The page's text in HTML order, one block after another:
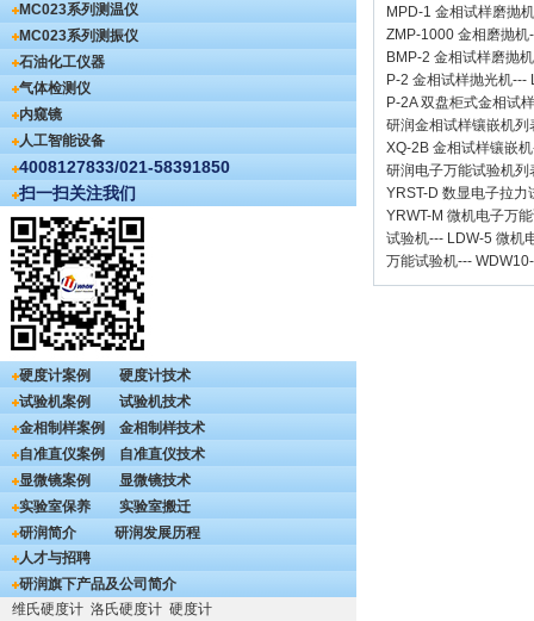
MC023系列测温仪
MC023系列测振仪
石油化工仪器
气体检测仪
内窥镜
人工智能设备
4008127833/021-58391850
扫一扫关注我们
硬度计案例
硬度计技术
试验机案例
试验机技术
金相制样案例
金相制样技术
自准直仪案例
自准直仪技术
显微镜案例
显微镜技术
实验室保养
实验室搬迁
研润简介
研润发展历程
人才与招聘
研润旗下产品及公司简介
维氏硬度计 洛氏硬度计 硬度计
MPD-1 金相试样磨抛机
ZMP-1000 金相磨抛机
BMP-2 金相试样磨抛机
P-2 金相试样抛光机---
P-2A 双盘柜式金相试
研润金相试样镶嵌机列
XQ-2B 金相试样镶嵌机
研润电子万能试验机列
YRST-D 数显电子拉力
YRWT-M 微机电子万
试验机--- LDW-5 微机
万能试验机---